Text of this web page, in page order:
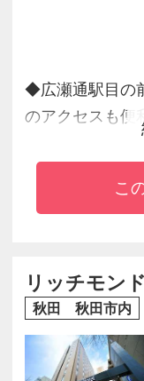
◆広瀬通駅目の
のアクセスも便
ル】として有名
こ
リッチモン
秋田 秋田市内